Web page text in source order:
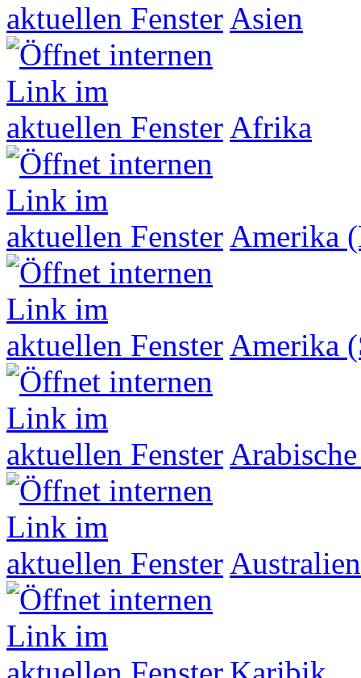
Asien
Afrika
Amerika
Amerika
Australien